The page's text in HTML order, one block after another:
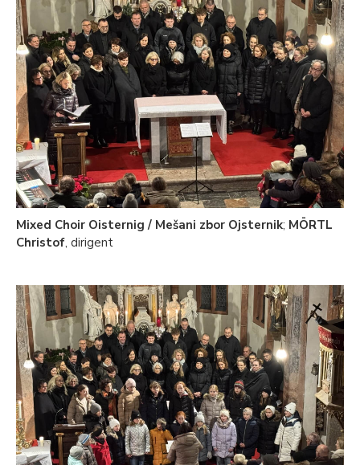
Mixed Choir Oisternig / Mešani zbor Ojsternik; MÖRTL
Christof, dirigent